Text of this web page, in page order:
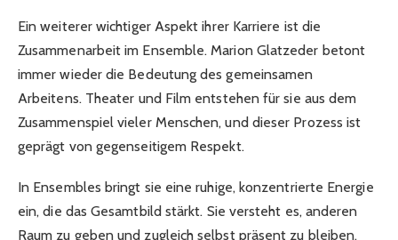
Ein weiterer wichtiger Aspekt ihrer Karriere ist die
Zusammenarbeit im Ensemble. Marion Glatzeder betont
immer wieder die Bedeutung des gemeinsamen
Arbeitens. Theater und Film entstehen für sie aus dem
Zusammenspiel vieler Menschen, und dieser Prozess ist
geprägt von gegenseitigem Respekt.
In Ensembles bringt sie eine ruhige, konzentrierte Energie
ein, die das Gesamtbild stärkt. Sie versteht es, anderen
Raum zu geben und zugleich selbst präsent zu bleiben.